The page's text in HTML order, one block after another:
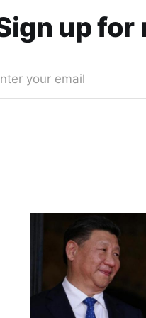
up for
your email